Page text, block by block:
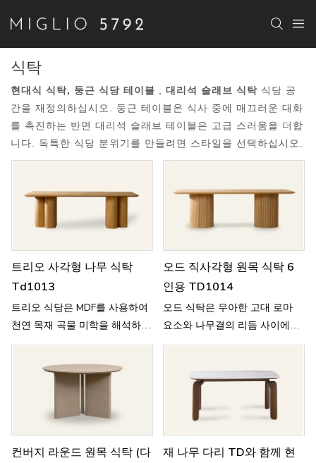
식탁
현대식 식탁, 둥근 식당 테이블 대리석 슬래브 식탁 식당 공
간을 재정의하십시오. 둥근 테이블은 식사 중에 매끄러운 대화
를 촉진하는 반면 대리석 슬래브 테이블은 고급 스러움을 더합
니다. 독특한 식당 분위기를 만들려면 스타일을 선택하십시오.
트리오 사각형 나무 식탁
Td1013
트리오 식당은 MDF를 사용하여
천연 목재 곡물 미학을 해석하고
혁신적인 3 열 삼각형 구조는 건
오드 직사각형 원목 식탁 6
인용 TD1014
오드 식탁은 우아한 고대 로마
요소와 나무결의 리듬 사이에서
균형을 이룹니다.
컨버지 라운드 원목 식탁 (다
재 나무 다리 TD와 함께 현